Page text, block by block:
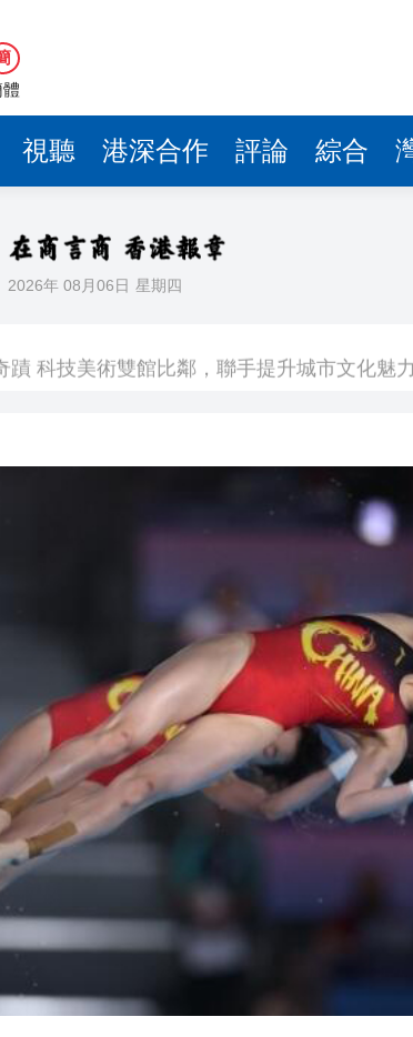
視聽 港深合作 評論 綜合
2026年 08月06日 星期四
相約深圳，見證奇蹟 科技美術雙館比鄰，聯手提升城市文化魅力
裂即將臨盆 正遇晚高峰 情況危急 鐵騎交警一
巴士司機涉危駕被捕
吃素！ 清淡飲食正在毀掉很多老人的晚年健